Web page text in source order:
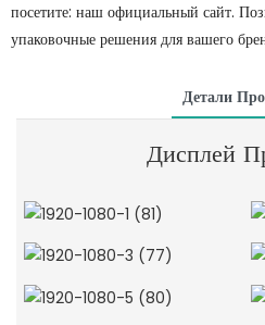
посетите: наш официальный сайт.
упаковочные решения для вашего
Детали
Дисплей